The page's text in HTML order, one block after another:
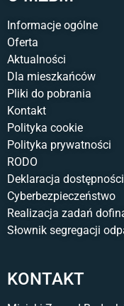
KONTAKT
Informacje ogólne
Oferta
Aktualności
Dla mieszkańców
Pliki do pobrania
Kontakt
Polityka cookie
Polityka prywatności
RODO
Deklaracja dostępności
Cyberbezpieczeństwo
Realizacja zadań
Słownik segregacji